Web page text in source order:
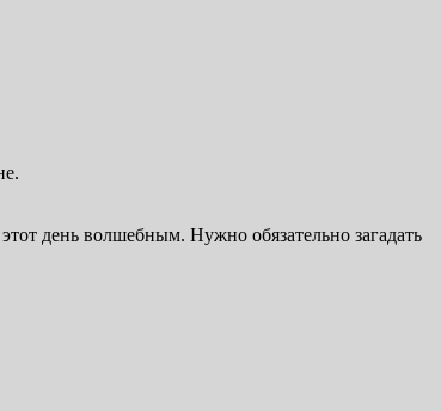
день волшебным. Нужно обязательно загадать